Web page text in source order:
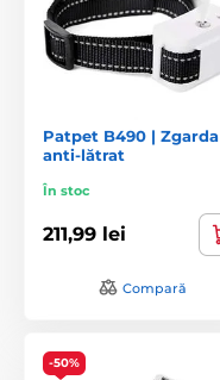
Patpet B490 | Zgarda
anti-lătrat
În stoc
211,99 lei
Compară
-50%